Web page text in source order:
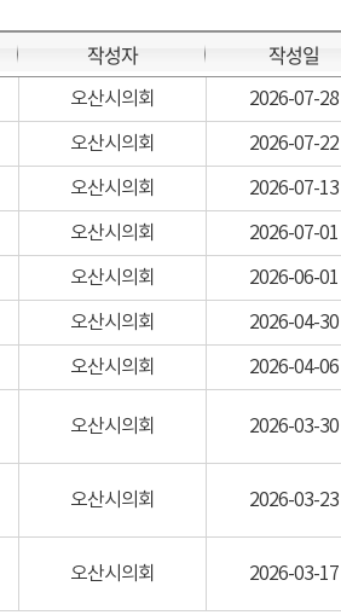
작성자 작성일
오산시의회 2026-07-28
오산시의회 2026-07-22
오산시의회 2026-07-13
오산시의회 2026-07-01
오산시의회 2026-06-01
오산시의회 2026-04-30
오산시의회 2026-04-06
오산시의회 2026-03-30
오산시의회 2026-03-23
오산시의회 2026-03-17